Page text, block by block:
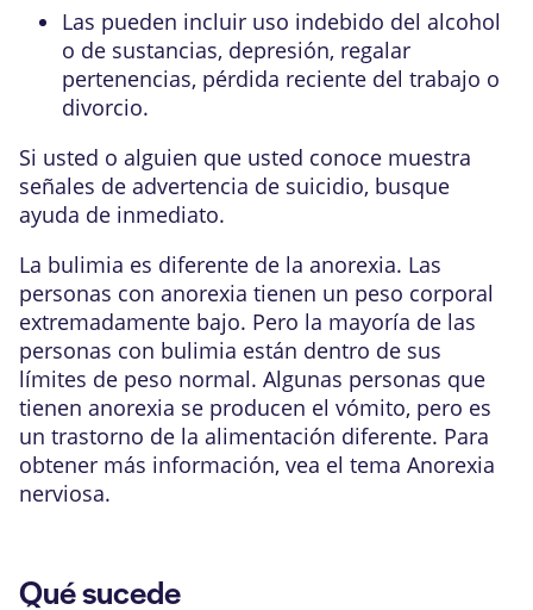
Las pueden incluir uso indebido del alcohol
o de sustancias, depresión, regalar
pertenencias, pérdida reciente del trabajo o
divorcio.
Si usted o alguien que usted conoce muestra
señales de advertencia de suicidio, busque
ayuda de inmediato.
La bulimia es diferente de la anorexia. Las
personas con anorexia tienen un peso corporal
extremadamente bajo. Pero la mayoría de las
personas con bulimia están dentro de sus
límites de peso normal. Algunas personas que
tienen anorexia se producen el vómito, pero es
un trastorno de la alimentación diferente. Para
obtener más información, vea el tema Anorexia
nerviosa.
Qué sucede